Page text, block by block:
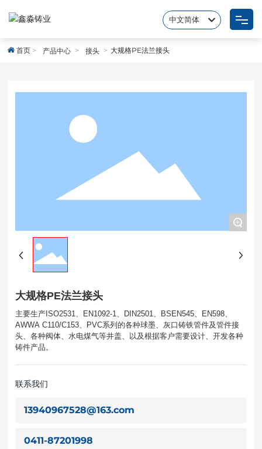
网站首页
中文简体
English
首页 产品中心 接头 大规格PE法兰接头
+
大规格PE法兰接头
主要生产ISO2531、EN1092-1、DIN2501、BSEN545、EN598、
AWWA C110/C153、PVC系列的各种球墨、灰口铸铁管件及管件接
头、各种阀体、水电煤气等井盖、以及根据客户需要设计、开发各种
铸件产品。
联系我们
13940967528@163.com
0411-87201998